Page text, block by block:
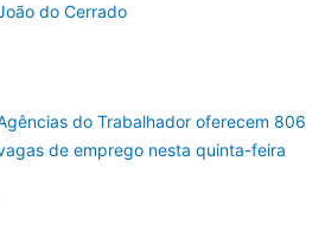
do Cerrado
do Trabalhador oferecem 806
de emprego nesta quinta-feira